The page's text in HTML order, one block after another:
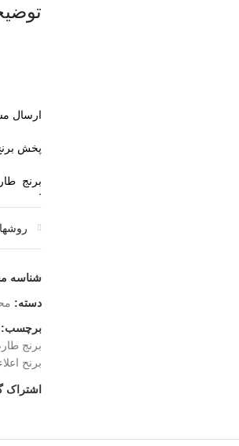
ارسال
پخش
برنج
از
برنج
برداشت
طبخ
بسیار
خوش
بخوبی
شناسه
دسته:
برچسب:
برنج
برنح
اشتراک